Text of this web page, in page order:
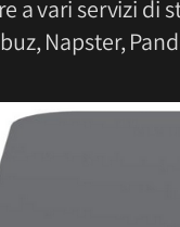
a vari servizi di
Napster,